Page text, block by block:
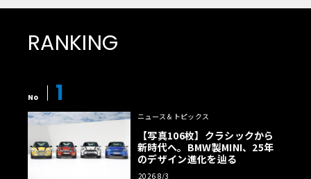
RANKING
No 1
ニュース＆トピックス
【写真106枚】クラシックから
新時代へ。BMW製MINI、25年
のデザイン進化を辿る
2026 8/3